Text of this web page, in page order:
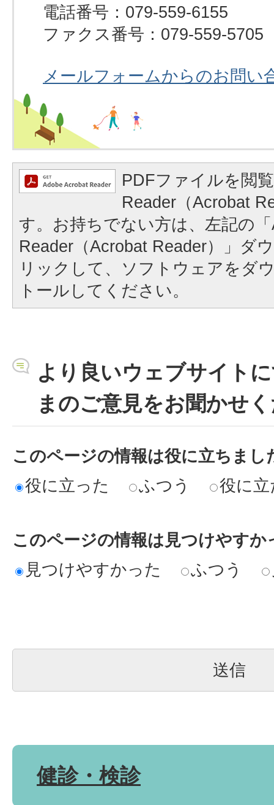
電話番号：079-559-6155
ファクス番号：079-559-5705
メールフォームからのお問い
PDFファイルを閲
Reader（Acrobat
す。お持ちでない方は、左記の
Reader（Acrobat Reader）」ダ
リックして、ソフトウェアをダ
トールしてください。
より良いウェブサイト
まのご意見をお聞かせ
このページの情報は役に立ちまし
役に立った
ふつう 役に
このページの情報は見つけやすか
見つけやすかった
ふつう
健診・検診